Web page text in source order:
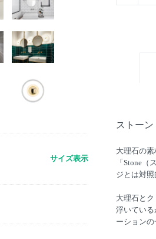
ストー
大理石の
「Stone
ジとは対
大理石と
浮いてい
ーションの
サイズ表示